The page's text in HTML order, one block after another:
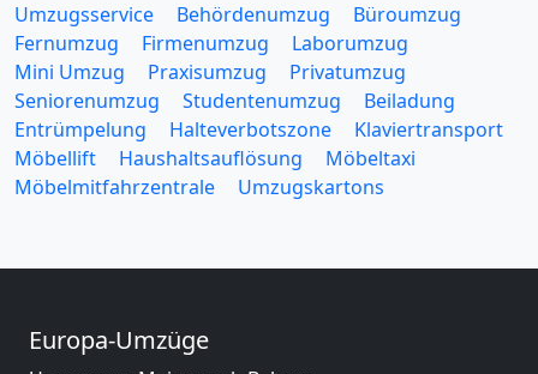
Umzugsservice Behördenumzug
Büroumzug
Fernumzug
Firmenumzug
Laborumzug
Mini Umzug
Praxisumzug
Privatumzug
Seniorenumzug
Studentenumzug
Beiladung
Entrümpelung
Halteverbotszone
Klaviertransport
Möbellift
Haushaltsauflösung
Möbeltaxi
Möbelmitfahrzentrale
Umzugskartons
Europa-Umzüge